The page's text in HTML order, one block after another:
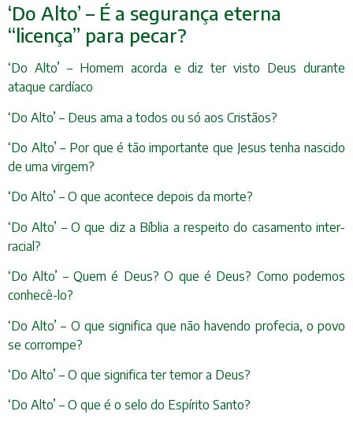
‘Do Alto’ – É a segurança eterna
“licença” para pecar?
‘Do Alto’ – Homem acorda e diz ter visto Deus durante
ataque cardíaco
‘Do Alto’ – Deus ama a todos ou só aos Cristãos?
‘Do Alto’ – Por que é tão importante que Jesus tenha nascido
de uma virgem?
‘Do Alto’ – O que acontece depois da morte?
‘Do Alto’ – O que diz a Bíblia a respeito do casamento inter-
racial?
‘Do Alto’ – Quem é Deus? O que é Deus? Como podemos
conhecê-lo?
‘Do Alto’ – O que significa que não havendo profecia, o povo
se corrompe?
‘Do Alto’ – O que significa ter temor a Deus?
‘Do Alto’ – O que é o selo do Espírito Santo?